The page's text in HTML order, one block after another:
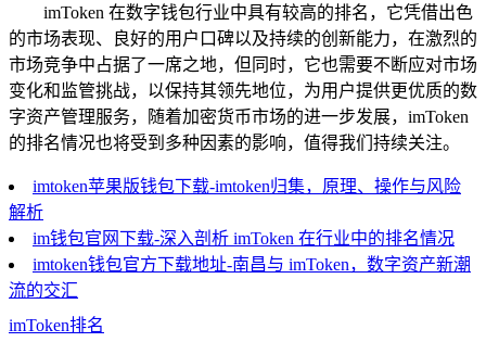
imToken 在数字钱包行业中具有较高的排名，它凭借出色
的市场表现、良好的用户口碑以及持续的创新能力，在激烈的
市场竞争中占据了一席之地，但同时，它也需要不断应对市场
变化和监管挑战，以保持其领先地位，为用户提供更优质的数
字资产管理服务，随着加密货币市场的进一步发展，imToken
的排名情况也将受到多种因素的影响，值得我们持续关注。
imtoken苹果版钱包下载-imtoken归集，原理、操作与风险
解析
im钱包官网下载-深入剖析 imToken 在行业中的排名情况
imtoken钱包官方下载地址-南昌与 imToken，数字资产新潮
流的交汇
imToken排名